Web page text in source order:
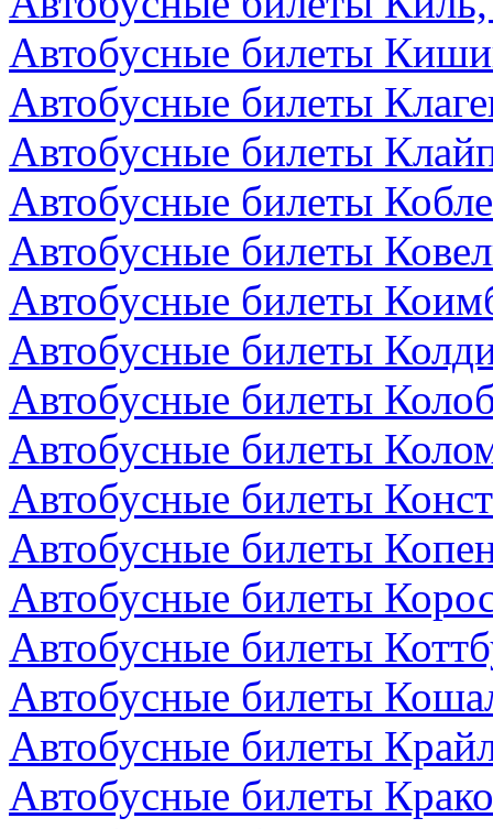
Автобусные билеты
Автобусные билеты
Автобусные билеты
Автобусные билеты
Автобусные билеты
Автобусные билеты
Автобусные билеты
Автобусные билеты
Автобусные билеты
Автобусные билеты
Автобусные билеты
Автобусные билеты
Автобусные билеты
Автобусные билеты
Автобусные билеты
Автобусные билеты